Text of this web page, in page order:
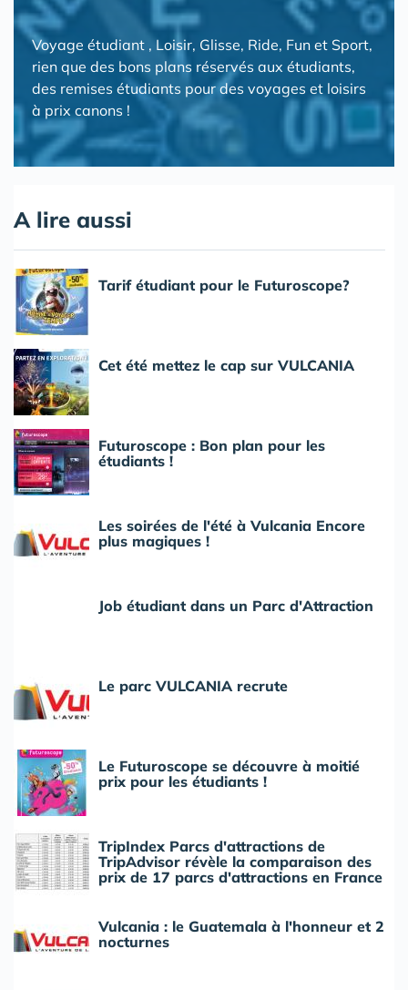
Voyage étudiant , Loisir, Glisse, Ride, Fun et Sport,
rien que des bons plans réservés aux étudiants,
des remises étudiants pour des voyages et loisirs
à prix canons !
A lire aussi
Tarif étudiant pour le Futuroscope?
Cet été mettez le cap sur VULCANIA
Futuroscope : Bon plan pour les
étudiants !
Les soirées de l'été à Vulcania Encore
plus magiques !
Job étudiant dans un Parc d'Attraction
Le parc VULCANIA recrute
Le Futuroscope se découvre à moitié
prix pour les étudiants !
TripIndex Parcs d'attractions de
TripAdvisor révèle la comparaison des
prix de 17 parcs d'attractions en France
Vulcania : le Guatemala à l'honneur et 2
nocturnes